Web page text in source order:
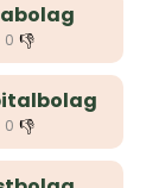
0 👎
0 👎